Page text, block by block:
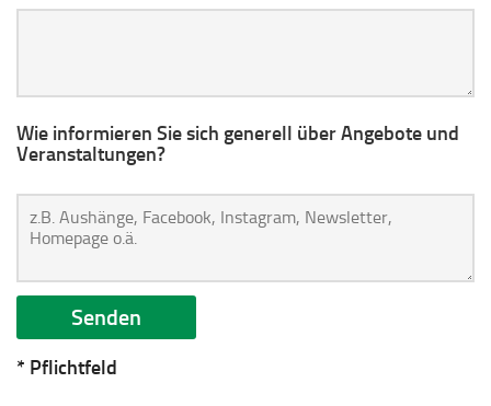
Wie informieren Sie sich generell über Angebote und
Veranstaltungen?
* Pflichtfeld